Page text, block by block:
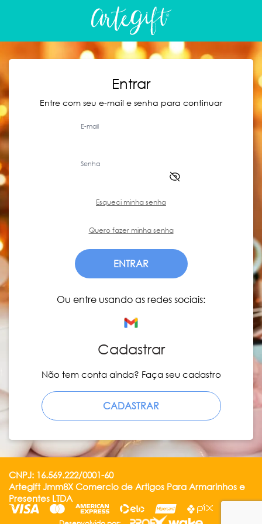
Entrar
Entre com seu e-mail e senha para continuar
E-mail
Senha
Esqueci minha senha
Quero fazer minha senha
ENTRAR
Ou entre usando as redes sociais:
Cadastrar
Não tem conta ainda? Faça seu cadastro
CADASTRAR
CNPJ: 16.569.222/0001-60
Artegift Jmm8X Comercio de Artigos Para Armarinhos e
Presentes LTDA